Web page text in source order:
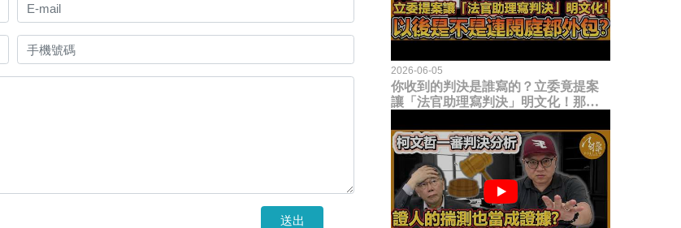
送出
2026-06-05
你收到的判決是誰寫的？立委竟提案
讓「法官助理寫判決」明文化！那以